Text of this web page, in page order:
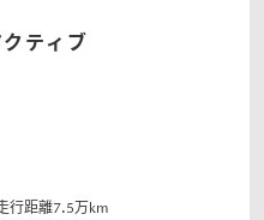
ティブ
行距離7.5万km